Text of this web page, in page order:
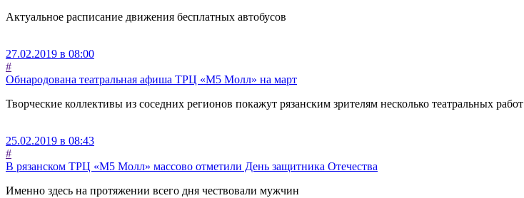
Актуальное расписание движения бесплатных автобусов
27.02.2019 в 08:00
#
Обнародована театральная афиша ТРЦ «М5 Молл» на март
Творческие коллективы из соседних регионов покажут рязанским зрителям несколько театральных работ
25.02.2019 в 08:43
#
В рязанском ТРЦ «М5 Молл» массово отметили День защитника Отечества
Именно здесь на протяжении всего дня чествовали мужчин